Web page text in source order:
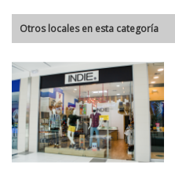
Otros locales en esta categoría